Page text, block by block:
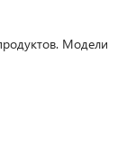
Модели